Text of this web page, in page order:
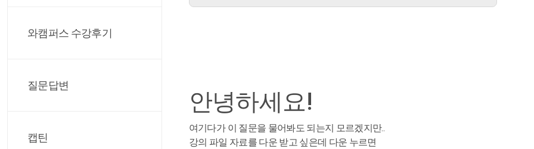
와캠퍼스 수강후기
질문답변
캡틴
안녕하세요!
여기다가 이 질문을 물어봐도 되는지 모르겠지만..
강의 파일 자료를 다운 받고 싶은데 다운 누르면